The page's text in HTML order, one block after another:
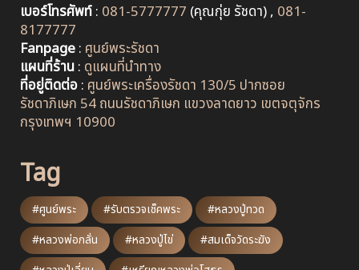
เบอร์โทรศัพท์: 081-5777777 (คุณกุ่ย รัชดา) , 081-
8177777
Fanpage: ศูนย์พระรัชดา
แผนที่ร้าน: ดูแผนที่นำทาง
ที่อยู่ติดต่อ: ศูนย์พระเครื่องรัชดา 130/5 ปากซอย
รัชดาภิเษก 54 ถนนรัชดาภิเษก แขวงลาดยาว เขตจตุจักร
กรุงเทพฯ 10900
Tag
#ศูนย์พระ #รับตรวจเช็คพระ
#หลวงปู่ทวด
#หลวงพ่อกลั่น
#หลวงปู่ไข่
#สมเด็จวัดระฆัง